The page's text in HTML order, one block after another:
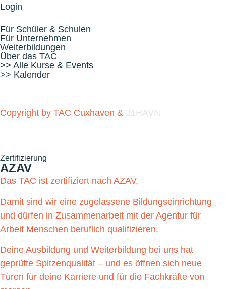
Login
Für Schüler & Schulen
Für Unternehmen
Weiterbildungen
Über das TAC
>> Alle Kurse & Events
>> Kalender
Copyright by TAC Cuxhaven & 21HAVN
Zertifizierung
AZAV
Das TAC ist zertifiziert nach AZAV.
Damit sind wir eine zugelassene Bildungseinrichtung
und dürfen in Zusammenarbeit mit der Agentur für
Arbeit Menschen beruflich qualifizieren.
Deine Ausbildung und Weiterbildung bei uns hat
geprüfte Spitzenqualität – und es öffnen sich neue
Türen für deine Karriere und für die Fachkräfte von